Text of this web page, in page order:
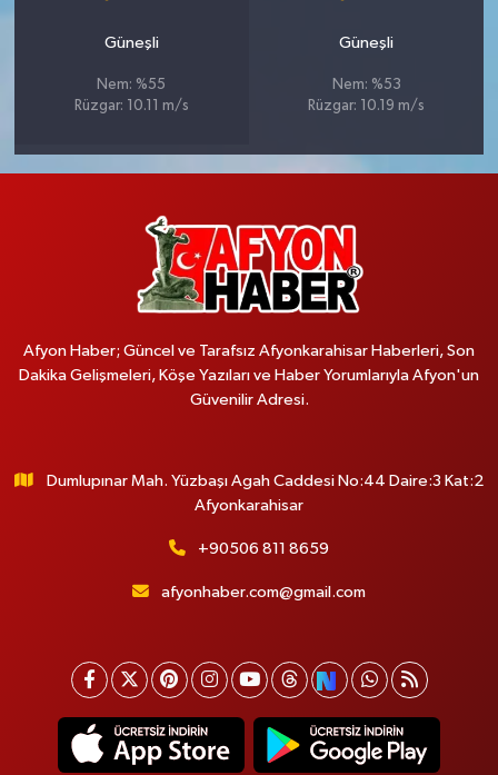
Güneşli
Nem: %55
Rüzgar: 10.11 m/s
Güneşli
Nem: %53
Rüzgar: 10.19 m/s
Afyon Haber; Güncel ve Tarafsız Afyonkarahisar Haberleri, Son
Dakika Gelişmeleri, Köşe Yazıları ve Haber Yorumlarıyla Afyon'un
Güvenilir Adresi.
Dumlupınar Mah. Yüzbaşı Agah Caddesi No:44 Daire:3 Kat:2
Afyonkarahisar
+90506 811 8659
afyonhaber.com@gmail.com